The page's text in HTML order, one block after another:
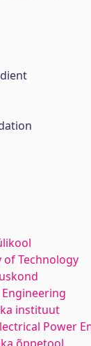
of Technology
instituut
Power